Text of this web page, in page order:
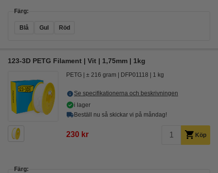
Färg:
Blå Gul Röd
123-3D PETG Filament | Vit | 1,75mm | 1kg
PETG ± 216 gram DFP01118 1 kg
Se specifikationerna och beskrivningen
i lager
Beställ nu så skickar vi på måndag!
230 kr Köp
Färg: